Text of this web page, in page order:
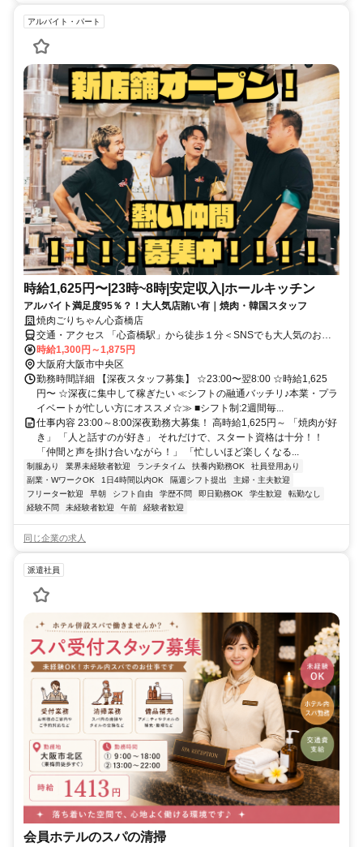
アルバイト・パート
時給1,625円〜|23時~8時|安定収入|ホールキッチン
アルバイト満足度95％？！大人気店賄い有｜焼肉・韓国スタッフ
焼肉ごりちゃん心斎橋店
交通・アクセス 「心斎橋駅」から徒歩１分＜SNSでも大人気のお店
＞
時給1,300円～1,875円
大阪府大阪市中央区
勤務時間詳細 【深夜スタッフ募集】 ☆23:00〜翌8:00 ☆時給1,625
円〜 ☆深夜に集中して稼ぎたい ≪シフトの融通バッチリ♪本業・プラ
イベートが忙しい方にオススメ☆≫ ■シフト制:2週間毎...
仕事内容 23:00～8:00深夜勤務大募集！ 高時給1,625円～ 「焼肉が好
き」 「人と話すのが好き」 それだけで、スタート資格は十分！！
「仲間と声を掛け合いながら！」 「忙しいほど楽しくなる...
制服あり 業界未経験者歓迎 ランチタイム 扶養内勤務OK
社員登用あり
副業・WワークOK
1日4時間以内OK 隔週シフト提出
主婦・主夫歓迎
フリーター歓迎
早朝 シフト自由 学歴不問 即日勤務OK 学生歓迎
転勤なし
経験不問
未経験者歓迎 午前 経験者歓迎
同じ企業の求人
派遣社員
会員ホテルのスパの清掃